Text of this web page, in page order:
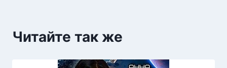
Читайте так же